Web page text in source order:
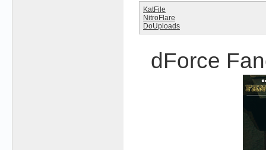
KatFile
NitroFlare
DoUploads
dForce